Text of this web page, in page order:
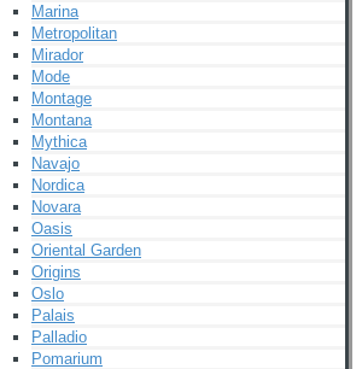
Marina
Metropolitan
Mirador
Mode
Montage
Montana
Mythica
Navajo
Nordica
Novara
Oasis
Oriental Garden
Origins
Oslo
Palais
Palladio
Pomarium